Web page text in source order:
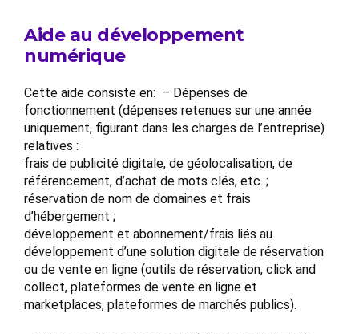
Aide au développement
numérique
Cette aide consiste en: – Dépenses de
fonctionnement (dépenses retenues sur une année
uniquement, figurant dans les charges de l’entreprise)
relatives :
frais de publicité digitale, de géolocalisation, de
référencement, d’achat de mots clés, etc. ;
réservation de nom de domaines et frais
d’hébergement ;
développement et abonnement/frais liés au
développement d’une solution digitale de réservation
ou de vente en ligne (outils de réservation, click and
collect, plateformes de vente en ligne et
marketplaces, plateformes de marchés publics).